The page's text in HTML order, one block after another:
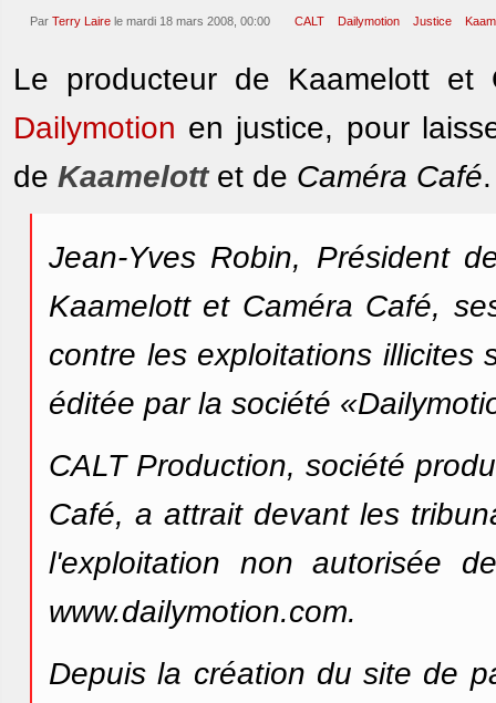
Par Terry Laire le mardi 18 mars 2008, 00:00 CALT Dailymotion Justice
Le producteur de Kaamelott
Dailymotion en justice, pour
de Kaamelottet de Caméra Café
Jean-Yves Robin, Président
Kaamelott et Caméra Café,
contre les exploitations illicites
éditée par la société
CALT Production, société
Café, a attrait devant les
l'exploitation non autorisée
www.dailymotion.com.
Depuis la création du site de